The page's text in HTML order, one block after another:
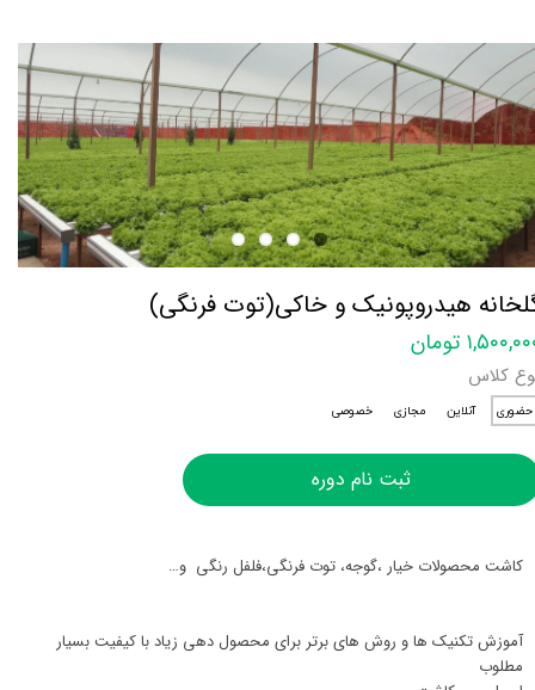
هیدروپونیک و خاکی(توت فرنگی)
تومان
کلاس
حضوری آنلاین مجازی خصوصی
ثبت نام دوره
کاشت محصولات خیار ،گوجه، توت فرنگی،فلفل رنگی و…
آموزش تکنیک ها و روش های برتر برای محصول دهی زیاد با کیفیت بسیار
مطلوب